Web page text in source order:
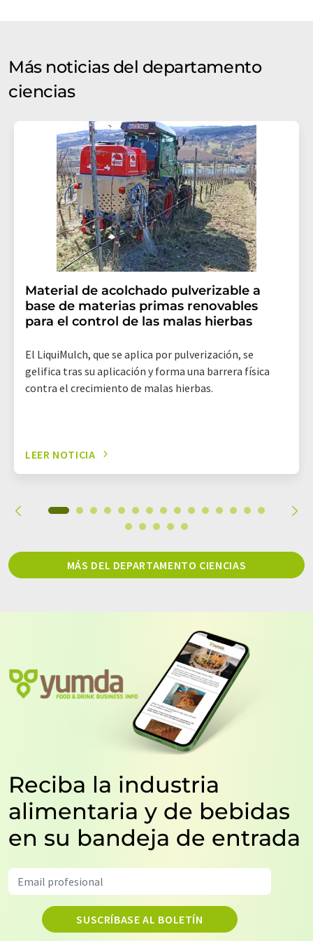
Más noticias del departamento
ciencias
Material de acolchado pulverizable a
base de materias primas renovables
para el control de las malas hierbas
El LiquiMulch, que se aplica por pulverización, se
gelifica tras su aplicación y forma una barrera física
contra el crecimiento de malas hierbas.
LEER NOTICIA
MÁS DEL DEPARTAMENTO CIENCIAS
Reciba la industria
alimentaria y de bebidas
en su bandeja de entrada
SUSCRÍBASE AL BOLETÍN